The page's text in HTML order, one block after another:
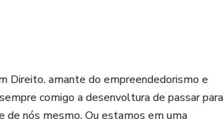
Direito. amante do empreendedorismo e
comigo a desenvoltura de passar para
de nós mesmo. Ou estamos em uma